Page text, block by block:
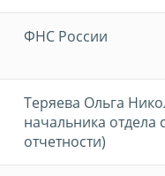
ФНС России
Теряева Ольга
начальника отдела
отчетности)